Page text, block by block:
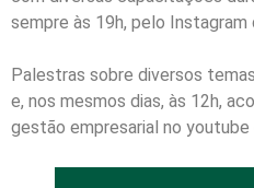
sempre às 19h, pelo Instagram
Palestras sobre diversos
e, nos mesmos dias, às 12h,
gestão empresarial no youtube